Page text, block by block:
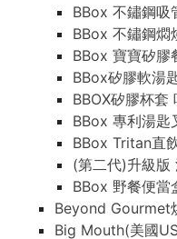
BBox 不鏽鋼吸
BBox 不鏽鋼燜
BBox 寶寶矽膠
BBox矽膠軟湯
BBOX矽膠杯套
BBox 專利湯匙
BBox Tritan直
(第二代)升級版
BBox 野餐便當
Beyond Gourmet
Big Mouth(美國